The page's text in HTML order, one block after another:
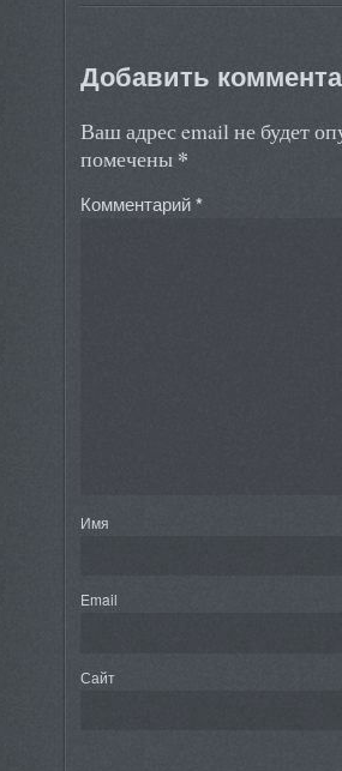
Добавить
Ваш адрес email не будет
помечены *
Комментарий*
Имя
Email
Сайт